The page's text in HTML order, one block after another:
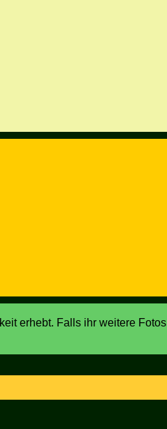
erhebt. Falls ihr weitere Fotos